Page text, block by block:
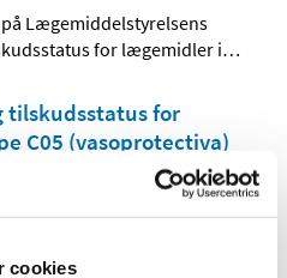
cookies
Lægemiddelstyrelsens
for lægemidler i…
tilskudsstatus for
C05 (vasoprotectiva)